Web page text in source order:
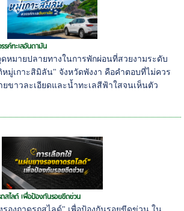
รค์ทะเลอันดามัน
หมายปลายทางในการพักผ่อนที่สวยงามระดับ
มู่เกาะสิมิลัน" จังหวัดพังงา คือคำตอบที่ไม่ควร
ขาวละเอียดและน้ำทะเลสีฟ้าใสจนเห็นตัว
สไลด์ เพื่อป้องกันรอยขีดข่วน